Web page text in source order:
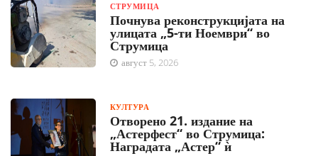
СТРУМИЦА
Почнува реконструкцијата на
улицата „5-ти Ноември“ во
Струмица
август 5, 2026
КУЛТУРА
Отворено 21. издание на
„Астерфест“ во Струмица:
Наградата „Астер“ ѝ